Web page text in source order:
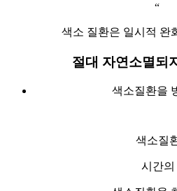
“
색소 질환은 일시적 완
절대 자연소멸되
색소질환을
색소질
시간